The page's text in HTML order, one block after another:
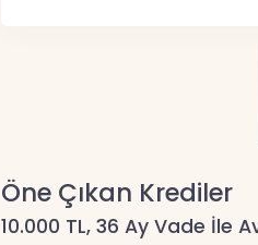
Öne Çıkan Krediler
10.000 TL, 36 Ay Vade İle